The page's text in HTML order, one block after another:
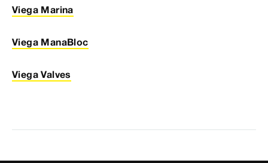
Viega Marina
Viega ManaBloc
Viega Valves